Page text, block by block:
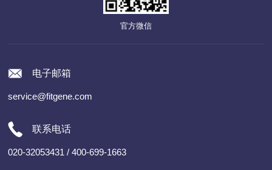
官方微信
电子邮箱
service@fitgene.com
联系电话
020-32053431 / 400-699-1663